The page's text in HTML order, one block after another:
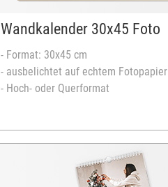
Wandkalender 30x45 Foto
- Format: 30x45 cm
- ausbelichtet auf echtem Fotopapier
- Hoch- oder Querformat